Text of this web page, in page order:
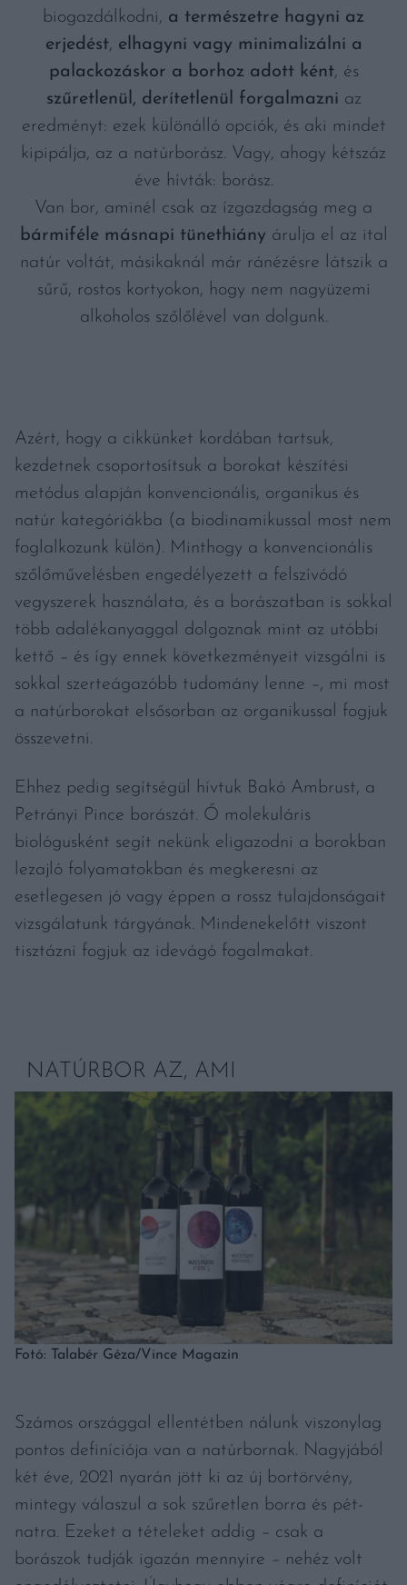
biogazdálkodni, a természetre hagyni az
erjedést, elhagyni vagy minimalizálni a
palackozáskor a borhoz adott ként, és
szűretlenül, derítetlenül forgalmazni az
eredményt: ezek különálló opciók, és aki mindet
kipipálja, az a natúrborász. Vagy, ahogy kétszáz
éve hívták: borász.
Van bor, aminél csak az ízgazdagság meg a
bármiféle másnapi tünethiány árulja el az ital
natúr voltát, másikaknál már ránézésre látszik a
sűrű, rostos kortyokon, hogy nem nagyüzemi
alkoholos szőlőlével van dolgunk.
Azért, hogy a cikkünket kordában tartsuk,
kezdetnek csoportosítsuk a borokat készítési
metódus alapján konvencionális, organikus és
natúr kategóriákba (a biodinamikussal most nem
foglalkozunk külön). Minthogy a konvencionális
szőlőművelésben engedélyezett a felszívódó
vegyszerek használata, és a borászatban is sokkal
több adalékanyaggal dolgoznak mint az utóbbi
kettő – és így ennek következményeit vizsgálni is
sokkal szerteágazóbb tudomány lenne –, mi most
a natúrborokat elsősorban az organikussal fogjuk
összevetni.
Ehhez pedig segítségül hívtuk Bakó Ambrust, a
Petrányi Pince borászát. Ő molekuláris
biológusként segít nekünk eligazodni a borokban
lezajló folyamatokban és megkeresni az
esetlegesen jó vagy éppen a rossz tulajdonságait
vizsgálatunk tárgyának. Mindenekelőtt viszont
tisztázni fogjuk az idevágó fogalmakat.
NATÚRBOR AZ, AMI
Fotó: Talabér Géza/Vince Magazin
Számos országgal ellentétben nálunk viszonylag
pontos definíciója van a natúrbornak. Nagyjából
két éve, 2021 nyarán jött ki az új bortörvény,
mintegy válaszul a sok szűretlen borra és pét-
natra. Ezeket a tételeket addig – csak a
borászok tudják igazán mennyire – nehéz volt